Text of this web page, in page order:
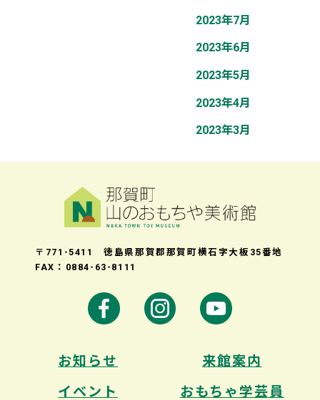
2023年7月
2023年6月
2023年5月
2023年4月
2023年3月
〒771-5411 徳島県那賀郡那賀町横石字大板35番地
FAX：0884-63-8111
お知らせ
来館案内
イベント
おもちゃ学芸員